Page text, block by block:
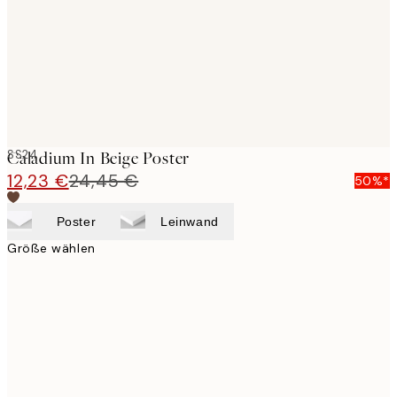
SS24
Caladium In Beige Poster
12,23 €24,45 € 50%*
Poster Leinwand
Größe wählen